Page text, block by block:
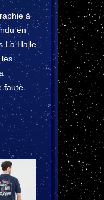
à
en
La Halle
faute